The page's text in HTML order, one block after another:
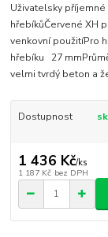
Uživatelsky
hřebíkůČervené XH
venkovní použitíPro
hřebíku 27
velmi tvrdý beton a
Dostupnost
1 436 Kč/ks
1 187 Kč bez DPH